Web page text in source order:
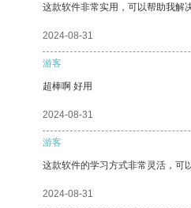
这款软件非常实用，可以帮助我解
2024-08-31
游客
超棒啊 好用
2024-08-31
游客
这款软件的学习方式非常灵活，可
2024-08-31